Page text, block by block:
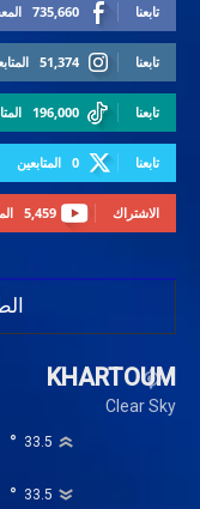
735,660 تابعنا
51,374 تابعنا
196,000 تابعنا
0 المتابعين تابعنا
5,459 الاشتراك
KHARTOUM
Clear Sky
33.5
°
33.5
°